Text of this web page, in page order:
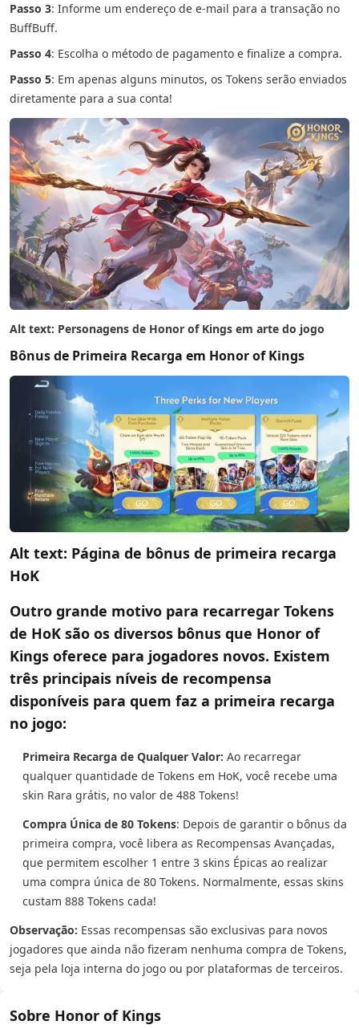
Passo 3: Informe um endereço de e-mail para a transação no
BuffBuff.
Passo 4: Escolha o método de pagamento e finalize a compra.
Passo 5: Em apenas alguns minutos, os Tokens serão enviados
diretamente para a sua conta!
Alt text: Personagens de Honor of Kings em arte do jogo
Bônus de Primeira Recarga em Honor of Kings
Alt text: Página de bônus de primeira recarga
HoK
Outro grande motivo para recarregar Tokens
de HoK são os diversos bônus que Honor of
Kings oferece para jogadores novos. Existem
três principais níveis de recompensa
disponíveis para quem faz a primeira recarga
no jogo:
Primeira Recarga de Qualquer Valor: Ao recarregar
qualquer quantidade de Tokens em HoK, você recebe uma
skin Rara grátis, no valor de 488 Tokens!
Compra Única de 80 Tokens: Depois de garantir o bônus da
primeira compra, você libera as Recompensas Avançadas,
que permitem escolher 1 entre 3 skins Épicas ao realizar
uma compra única de 80 Tokens. Normalmente, essas skins
custam 888 Tokens cada!
Observação: Essas recompensas são exclusivas para novos
jogadores que ainda não fizeram nenhuma compra de Tokens,
seja pela loja interna do jogo ou por plataformas de terceiros.
Sobre Honor of Kings